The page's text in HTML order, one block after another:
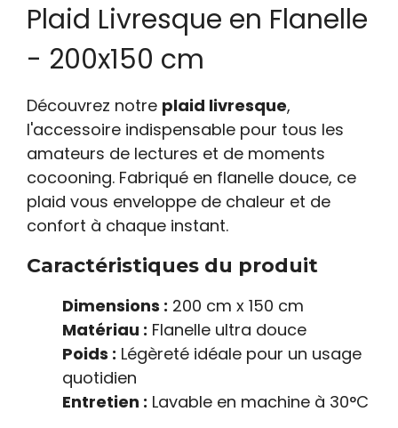
Plaid Livresque en Flanelle
- 200x150 cm
Découvrez notre plaid livresque,
l'accessoire indispensable pour tous les
amateurs de lectures et de moments
cocooning. Fabriqué en flanelle douce, ce
plaid vous enveloppe de chaleur et de
confort à chaque instant.
Caractéristiques du produit
Dimensions : 200 cm x 150 cm
Matériau : Flanelle ultra douce
Poids : Légèreté idéale pour un usage
quotidien
Entretien : Lavable en machine à 30°C